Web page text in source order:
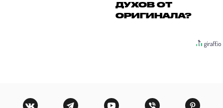
ДУХОВ ОТ
ОРИГИНАЛА?